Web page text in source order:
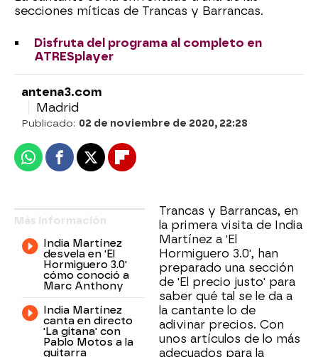
secciones míticas de Trancas y Barrancas.
Disfruta del programa al completo en
ATRESplayer
antena3.com
Madrid
Publicado: 02 de noviembre de 2020, 22:28
WhatsappFacebook
X Flipboard
Más información
India Martínez
desvela en 'El
Hormiguero 3.0'
cómo conoció a
Marc Anthony
India Martínez
canta en directo
'La gitana' con
Pablo Motos a la
guitarra
Trancas y Barrancas, en
la primera visita de India
Martínez a 'El
Hormiguero 3.0', han
preparado una sección
de 'El precio justo' para
saber qué tal se le da a
la cantante lo de
adivinar precios. Con
unos artículos de lo más
adecuados para la